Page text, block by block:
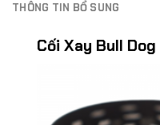
THÔNG TIN BỔ SUNG
Cối Xay Bull